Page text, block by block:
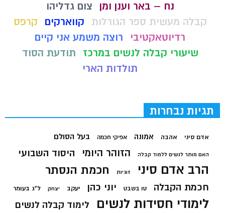
נח – באר וענן ומן
צום גדליהו
קבלה מעשית ספר הגורלות קווארקים
קרפס
רדיוטאקטיבי
רוצה משמע אני קיים
שיעורי קבלה לנשים במרכז
תודעת הסוד
תולדות הארי
תגיות נבחרות
אדם סיני אהבה אמונה אפיקי חכמה בעל הסולם
האם מותר לנשים ללמוד קבלה הזוהר היומי היסוד השבועי
הרב אדם סיני זוגיות חכמת הנסתר
חכמת הקבלה טו בשבט יוני כהן יעקב יצחק ל"ג בעומר
לימודי חסידות לנשים לימוד קבלה לנשים